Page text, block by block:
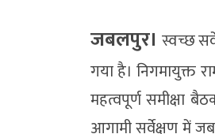
जबलपुर। स्वच्छ
गया है। निगमायुक्त
महत्वपूर्ण समीक्षा
आगामी सर्वेक्षण में